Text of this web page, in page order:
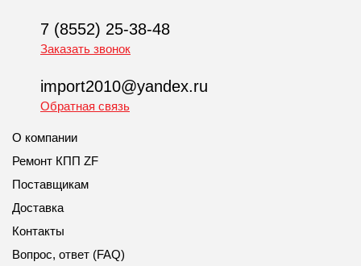
7 (8552) 25-38-48
Заказать звонок
import2010@yandex.ru
Обратная связь
О компании
Ремонт КПП ZF
Поставщикам
Доставка
Контакты
Вопрос, ответ (FAQ)